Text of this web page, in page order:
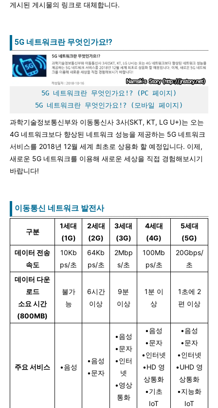
게시된 게시물의 링크로 대체합니다.
5G 네트워크란 무엇인가요!?
5G 네트워크란 무엇인가요!? (PC 페이지)
5G 네트워크란 무엇인가요!? (모바일 페이지)
과학기술정보통신부와 이동통신사 3사(SKT, KT, LG U+)는 오는
4G 네트워크보다 향상된 네트워크 성능을 제공하는 5G 네트워크
서비스를 2018년 12월 세계 최초로 상용화 할 예정입니다. 이제,
새로운 5G 네트워크를 이용해 새로운 세상을 직접 경험해보시기
바랍니다!
이동통신 네트워크 발전사
구분
1세대
(1G)
2세대
(2G)
3세대
(3G)
4세대
(4G)
5세대
(5G)
데이터 전송
속도
10Kb
ps/초
64Kb
ps/초
2Mbp
s/초
100Mb
ps/초
20Gbps/
초
데이터 다운
로드
소요 시간
(800MB)
불가
능
6시간
이상
9분
이상
1분 이
상
1초에 2
편 이상
주요 서비스 •음성
•음성
•문자
•음성
•문자
•인터
넷
•영상
통화
•음성
•문자
•인터넷
•HD 영
상통화
•기초
IoT
•음성
•문자
•인터넷
•UHD 영
상통화
•지능화
IoT